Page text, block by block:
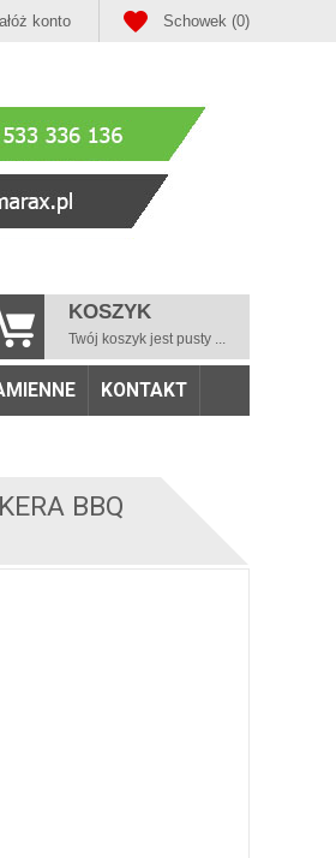
Schowek (0)
konto
KOSZYK
Twój koszyk jest pusty ...
KONTAKT
BBQ